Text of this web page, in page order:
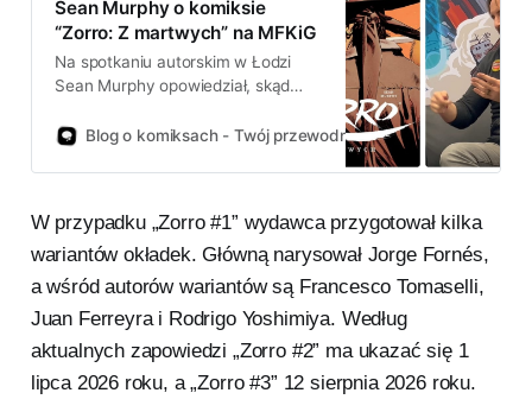
Sean Murphy o komiksie
“Zorro: Z martwych” na MFKiG
Na spotkaniu autorskim w Łodzi
Sean Murphy opowiedział, skąd
uwspółcześnionego Zorro, jak
Poniżej najciekawsze wątki.
Blog o komiksach - Twój przewodnik po świecie komiksów!
W przypadku „Zorro #1” wydawca przygotował kilka
wariantów okładek. Główną narysował Jorge Fornés,
a wśród autorów wariantów są Francesco Tomaselli,
Juan Ferreyra i Rodrigo Yoshimiya. Według
aktualnych zapowiedzi „Zorro #2” ma ukazać się 1
lipca 2026 roku, a „Zorro #3” 12 sierpnia 2026 roku.